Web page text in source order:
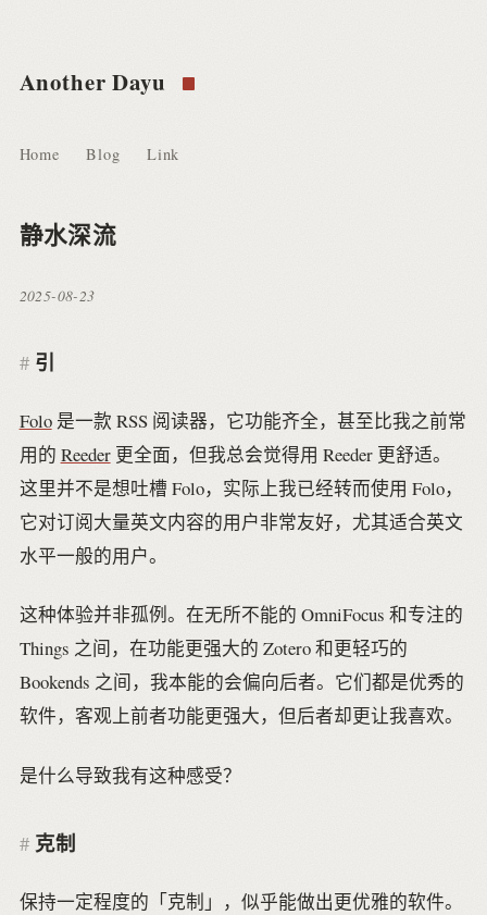
Another Dayu
Home Blog Link
静水深流
2025-08-23
引
Folo是一款 RSS 阅读器，它功能齐全，甚至比我之前常
用的 Reeder更全面，但我总会觉得用 Reeder 更舒适。
这里并不是想吐槽 Folo，实际上我已经转而使用 Folo，
它对订阅大量英文内容的用户非常友好，尤其适合英文
水平一般的用户。
这种体验并非孤例。在无所不能的 OmniFocus 和专注的
Things 之间，在功能更强大的 Zotero 和更轻巧的
Bookends 之间，我本能的会偏向后者。它们都是优秀的
软件，客观上前者功能更强大，但后者却更让我喜欢。
是什么导致我有这种感受？
克制
保持一定程度的「克制」，似乎能做出更优雅的软件。